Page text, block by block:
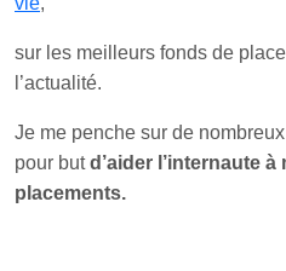
sur les meilleurs fonds de
l’actualité.
Je me penche sur de
pour butd’aider l’internaute
placements.